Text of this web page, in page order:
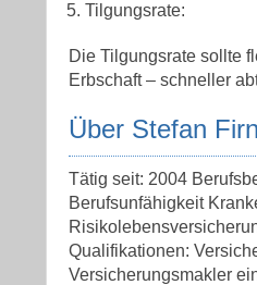
Tilgungsrate:
Die Tilgungsrate sollte
Erbschaft – schneller
Über Stefan
Tätig seit: 2004
Berufsunfähigkeit
Qualifikationen:
Versicherungsmakler